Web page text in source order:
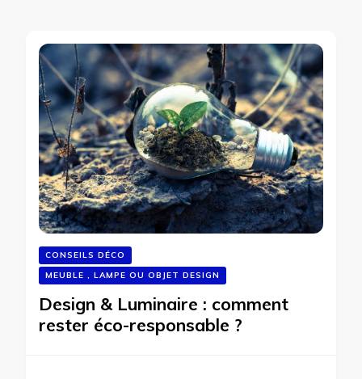
CONSEILS DÉCO
MEUBLE , LAMPE OU OBJET DESIGN
Design & Luminaire : comment
rester éco-responsable ?